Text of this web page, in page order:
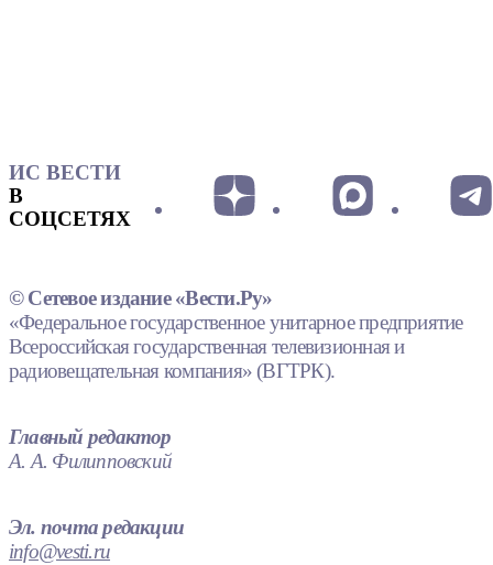
ИС ВЕСТИ
В
СОЦСЕТЯХ
© Сетевое издание «Вести.Ру»
«Федеральное государственное унитарное предприятие
Всероссийская государственная телевизионная и
радиовещательная компания» (ВГТРК).
Главный редактор
А. А. Филипповский
Эл. почта редакции
info@vesti.ru